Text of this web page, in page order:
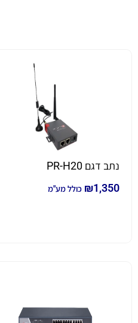
נתב דגם PR-H20
₪1,350 כולל מע"מ